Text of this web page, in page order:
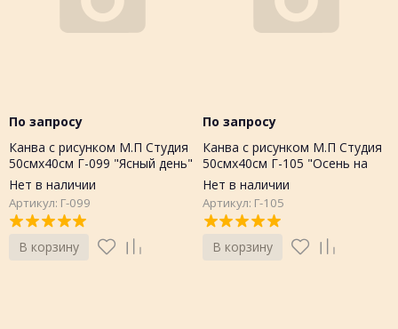
По запросу
Канва с рисунком М.П Студия
50смх40см Г-099 "Ясный день"
Нет в наличии
Артикул: Г-099
В корзину
По запросу
Канва с рисунком М.П Студия
50смх40см Г-105 "Осень на
дворе"
Нет в наличии
Артикул: Г-105
В корзину